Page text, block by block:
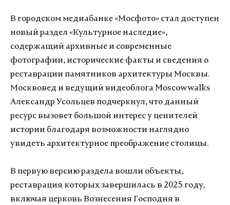
В городском медиабанке «Мосфото» стал доступен
новый раздел «Культурное наследие»,
содержащий архивные и современные
фотографии, исторические факты и сведения о
реставрации памятников архитектуры Москвы.
Москвовед и ведущий видеоблога Moscowwalks
Александр Усольцев подчеркнул, что данный
ресурс вызовет большой интерес у ценителей
истории благодаря возможности наглядно
увидеть архитектурное преображение столицы.
В первую версию раздела вошли объекты,
реставрация которых завершилась в 2025 году,
включая церковь Вознесения Господня в